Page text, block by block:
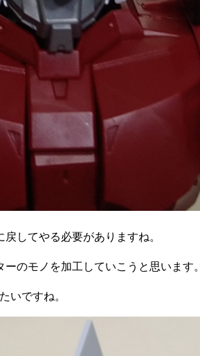
してやる必要がありますね。
のモノを加工していこうと思います。
いですね。